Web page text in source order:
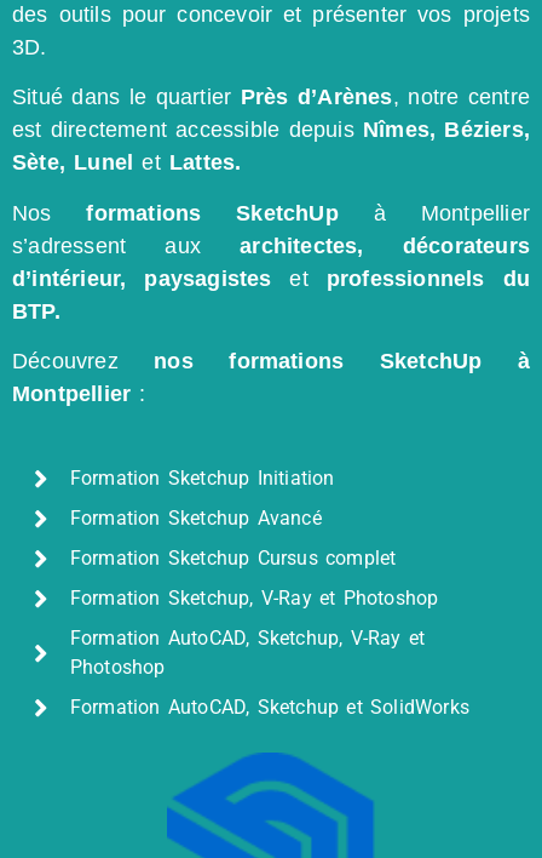
des outils pour concevoir et présenter vos projets
3D.
Situé dans le quartier Près d’Arènes, notre centre
est directement accessible depuis Nîmes, Béziers,
Sète, Lunel et Lattes.
Nosformations SketchUpà Montpellier
s’adressent auxarchitectes, décorateurs
d’intérieur, paysagistes et professionnels du
BTP.
Découvrez nos formations SketchUp à
Montpellier :
Formation Sketchup Initiation
Formation Sketchup Avancé
Formation Sketchup Cursus complet
Formation Sketchup, V-Ray et Photoshop
Formation AutoCAD, Sketchup, V-Ray et
Photoshop
Formation AutoCAD, Sketchup et SolidWorks